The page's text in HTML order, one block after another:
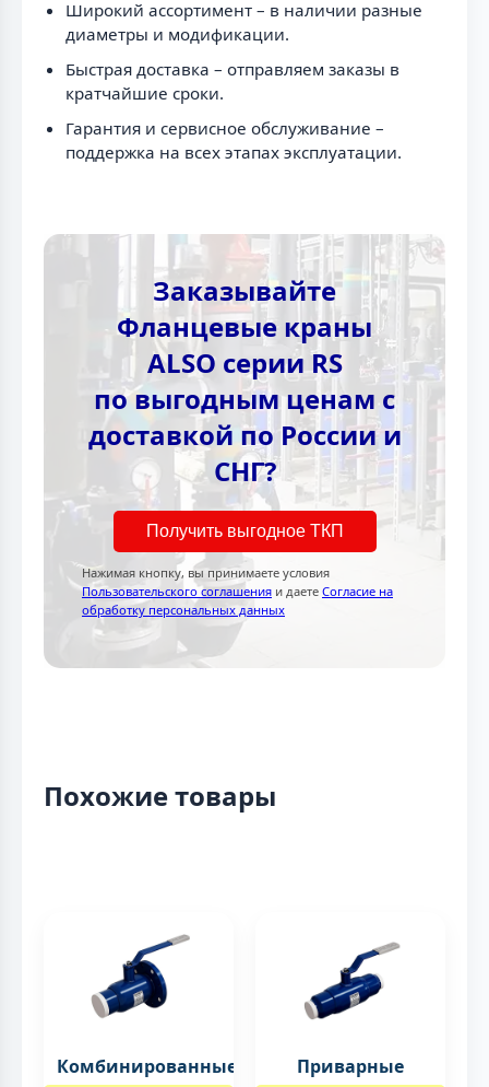
Широкий ассортимент – в наличии разные
диаметры и модификации.
Быстрая доставка – отправляем заказы в
кратчайшие сроки.
Гарантия и сервисное обслуживание –
поддержка на всех этапах эксплуатации.
Заказывайте
Фланцевые краны
ALSO серии RS
по выгодным ценам с
доставкой по России и
СНГ?
Получить выгодное ТКП
Нажимая кнопку, вы принимаете условия
Пользовательского соглашения и даете Согласие на
обработку персональных данных
Похожие товары
Комбинированные Приварные